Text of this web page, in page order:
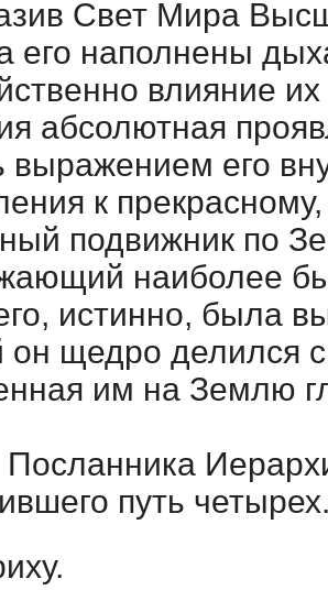
Свет Мира
его наполнены
влияние
абсолютная
выражением его
к
подвижник по
наиболее
истинно, была
он щедро делился
им на Землю
путь